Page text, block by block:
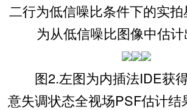
二行为低信噪比条件下的实
为从低信噪比图像中估
图2.左图为内插法IDE获
意失调状态全视场PSF估计结